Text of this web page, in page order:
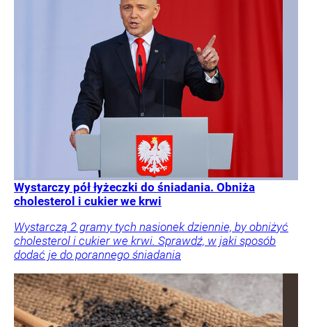
Wystarczy pół łyżeczki do śniadania. Obniża
cholesterol i cukier we krwi
Wystarczą 2 gramy tych nasionek dziennie, by obniżyć
cholesterol i cukier we krwi. Sprawdź, w jaki sposób
dodać je do porannego śniadania